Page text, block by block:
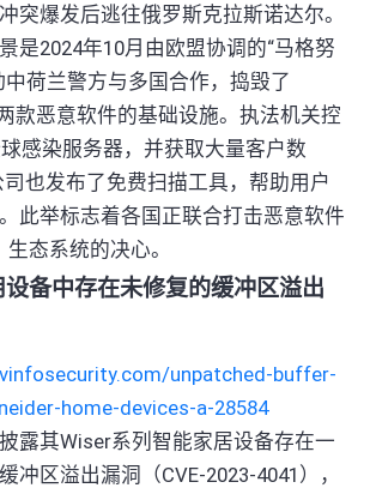
突爆发后逃往俄罗斯克拉斯诺达尔。
是2024年10月由欧盟协调的“马格努
中荷兰警方与多国合作，捣毁了
款恶意软件的基础设施。执法机关控
感染服务器，并获取大量客户数
司也发布了免费扫描工具，帮助用户
此举标志着各国正联合打击恶意软件
态系统的决心。
备中存在未修复的缓冲区溢出
unpatched-buffer-
home-devices-a-28584
露其Wiser系列智能家居设备存在一
冲区溢出漏洞（CVE-2023-4041），